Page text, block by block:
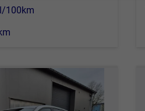
100km